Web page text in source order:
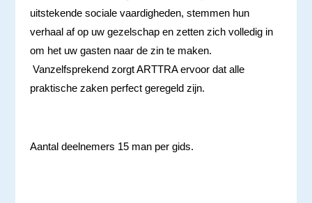
uitstekende sociale vaardigheden, stemmen hun
verhaal af op uw gezelschap en zetten zich volledig in
om het uw gasten naar de zin te maken.
Vanzelfsprekend zorgt ARTTRA ervoor dat alle
praktische zaken perfect geregeld zijn.
Aantal deelnemers 15 man per gids.